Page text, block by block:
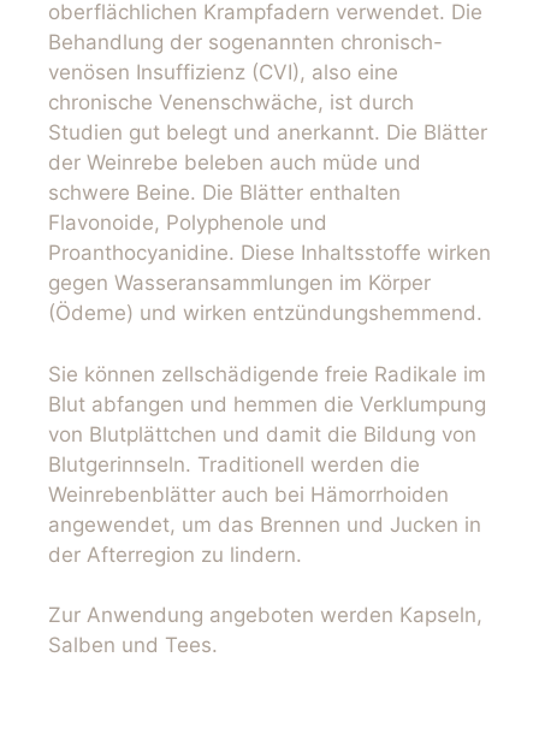
oberflächlichen Krampfadern verwendet. Die
Behandlung der sogenannten chronisch-
venösen Insuffizienz (CVI), also eine
chronische Venenschwäche, ist durch
Studien gut belegt und anerkannt. Die Blätter
der Weinrebe beleben auch müde und
schwere Beine. Die Blätter enthalten
Flavonoide, Polyphenole und
Proanthocyanidine. Diese Inhaltsstoffe wirken
gegen Wasseransammlungen im Körper
(Ödeme) und wirken entzündungshemmend.
Sie können zellschädigende freie Radikale im
Blut abfangen und hemmen die Verklumpung
von Blutplättchen und damit die Bildung von
Blutgerinnseln. Traditionell werden die
Weinrebenblätter auch bei Hämorrhoiden
angewendet, um das Brennen und Jucken in
der Afterregion zu lindern.
Zur Anwendung angeboten werden Kapseln,
Salben und Tees.